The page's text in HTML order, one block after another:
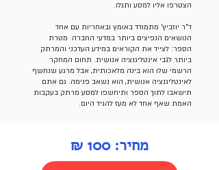
הצטרפו אליו למסע ותגלו.
ד”ר יוזביץ’ מתמודד באומץ ובאחריות עם אחד
הנושאים הנפיצים ביותר במדעי החברה. מטרת
הספר: לצייד את הקוראים במידע העדכני והמרתק
ביותר לגבי אינטליגנציה אנושית. תחום המחקר
הרשמי שלו הוא בינה מלאכותית, אבל מרגע שנחשף
לאינטליגנציה אנושית, הוא נשאב פנימה. גם אתם
תישאבו לתוך הספר ותיחשפו למסע מרתק בעקבות
האמת שאף אחד לא מעז להגיד היום.
מחיר: 100 ₪